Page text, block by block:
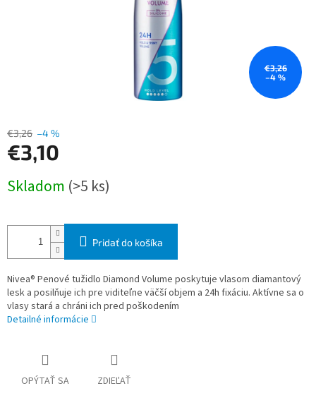
€3,26
–4 %
€3,26 –4 %
€3,10
cena:
Skladom (>5 ks)
Pridať do košíka
Nivea® Penové tužidlo Diamond Volume poskytuje vlasom diamantový
lesk a posilňuje ich pre viditeľne väčší objem a 24h fixáciu. Aktívne sa o
vlasy stará a chráni ich pred poškodením
Detailné informácie
OPÝTAŤ SA ZDIEĽAŤ